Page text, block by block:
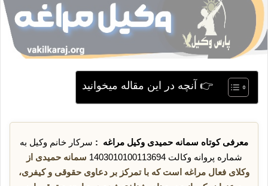
👉 آنچه در این مقاله میخوانید
معرفی کوتاه سمانه حمیدی وکیل مراغه : سرکار خانم وکیل به
شماره پروانه وکالت 1403010100113694
سمانه حمیدی از
وکلای فعال مراغه است که با تمرکز بر دعاوی حقوقی و کیفری،